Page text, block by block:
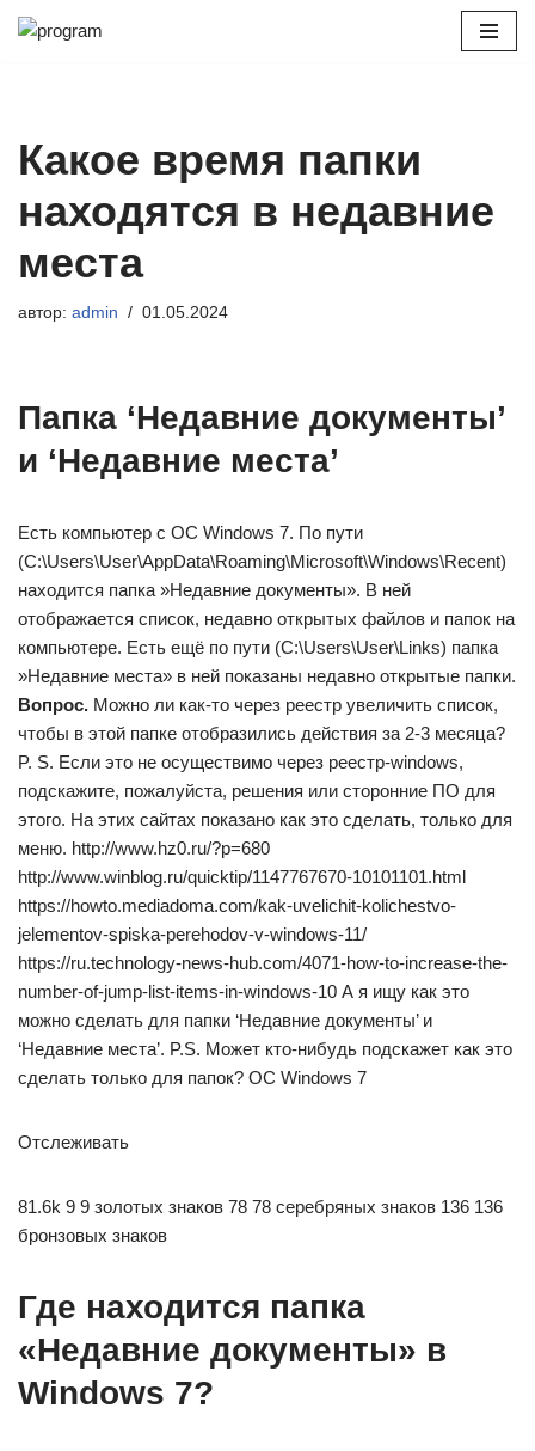
Какое время папки
находятся в недавние
места
автор: admin 01.05.2024
Папка ‘Недавние документы’
и ‘Недавние места’
Есть компьютер с ОС Windows 7. По пути
(C:\Users\User\AppData\Roaming\Microsoft\Windows\Recent)
находится папка »Недавние документы». В ней
отображается список, недавно открытых файлов и папок на
компьютере. Есть ещё по пути (C:\Users\User\Links) папка
»Недавние места» в ней показаны недавно открытые папки.
Вопрос. Можно ли как-то через реестр увеличить список,
чтобы в этой папке отобразились действия за 2-3 месяца?
P. S. Если это не осуществимо через реестр-windows,
подскажите, пожалуйста, решения или сторонние ПО для
этого. На этих сайтах показано как это сделать, только для
меню. http://www.hz0.ru/?p=680
http://www.winblog.ru/quicktip/1147767670-10101101.html
https://howto.mediadoma.com/kak-uvelichit-kolichestvo-
jelementov-spiska-perehodov-v-windows-11/
https://ru.technology-news-hub.com/4071-how-to-increase-the-
number-of-jump-list-items-in-windows-10 А я ищу как это
можно сделать для папки ‘Недавние документы’ и
‘Недавние места’. P.S. Может кто-нибудь подскажет как это
сделать только для папок? ОС Windows 7
Отслеживать
81.6k 9 9 золотых знаков 78 78 серебряных знаков 136 136
бронзовых знаков
Где находится папка
«Недавние документы» в
Windows 7?